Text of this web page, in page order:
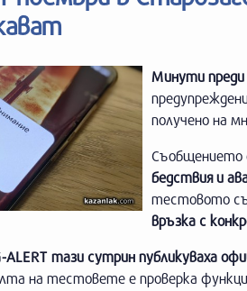
Минути преди
получено на
Съобщението
бедствия и
тестовото
връзка с
ALERT тази сутрин публикуваха
на тестовете е проверка